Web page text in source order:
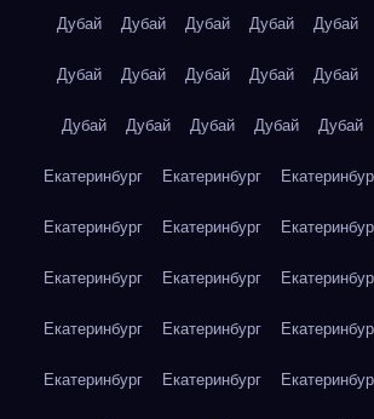
Дубай Дубай Дубай Дубай Дубай
Дубай Дубай Дубай Дубай Дубай
Дубай Дубай Дубай Дубай Дубай
Екатеринбург Екатеринбург
Екатеринбург Екатеринбург
Екатеринбург Екатеринбург
Екатеринбург Екатеринбург
Екатеринбург Екатеринбург